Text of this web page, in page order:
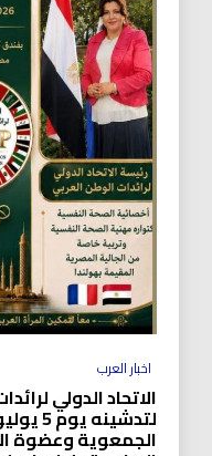
اخبار العرب
الاتحاد الدولي
الجمعوية وعضوة